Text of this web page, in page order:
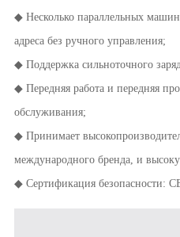
◆ Несколько параллельных
адреса без ручного управления;
◆ Поддержка сильноточного
◆ Передняя работа и передняя
обслуживания;
◆ Принимает
международного бренда, и
◆ Сертификация безопасности: